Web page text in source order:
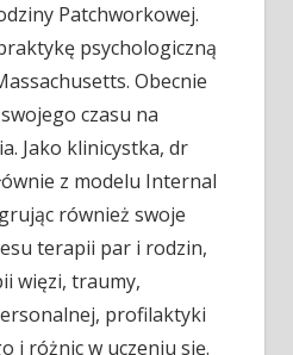
Patchworkowej.
psychologiczną
Obecnie
czasu na
Jako klinicystka, dr
z modelu Internal
również swoje
terapii par i rodzin,
więzi, traumy,
profilaktyki
i różnic w uczeniu się.